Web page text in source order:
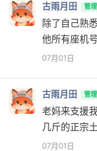
古雨月田 管
除了自己熟
他所有座机号
07月01日
古雨月田 管
老妈来支援
几斤的正宗土
07月01日